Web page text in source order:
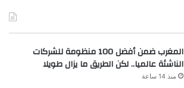
المغرب ضمن أفضل 100 منظومة للشركات
الناشئة عالميا.. لكن الطريق ما يزال طويلا
منذ 14 ساعة